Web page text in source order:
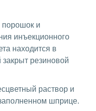
порошок и
инъекционного
находится в
резиновой
раствор и
шприце.